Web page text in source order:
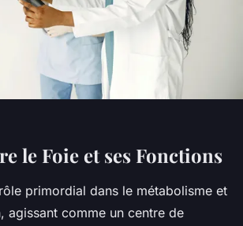
le Foie et ses Fonctions
primordial dans le métabolisme et
agissant comme un centre de